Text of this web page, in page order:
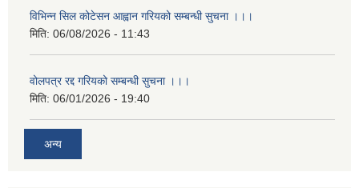
विभिन्न सिल कोटेसन आह्वान गरियको सम्बन्धी सुचना ।।।
मिति: 06/08/2026 - 11:43
वोलपत्र रद्द गरियको सम्बन्धी सुचना ।।।
मिति: 06/01/2026 - 19:40
अन्य